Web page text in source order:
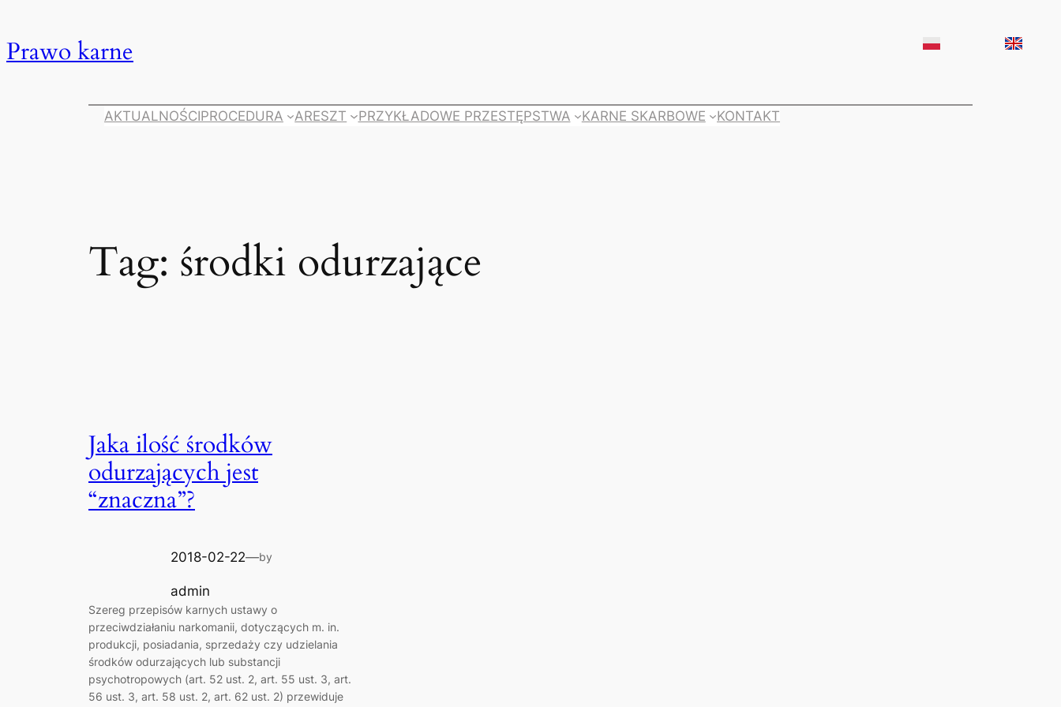
treści
Prawo karne
AKTUALNOŚCIPROCEDURA ARESZT PRZYKŁADOWE PRZESTĘPSTWA KARNE SKARBOWE KONTAKT
Tag: środki odurzające
Jaka ilość środków
odurzających jest
“znaczna”?
2018-02-22—by
admin
Szereg przepisów karnych ustawy o
przeciwdziałaniu narkomanii, dotyczących m. in.
produkcji, posiadania, sprzedaży czy udzielania
środków odurzających lub substancji
psychotropowych (art. 52 ust. 2, art. 55 ust. 3, art.
56 ust. 3, art. 58 ust. 2, art. 62 ust. 2) przewiduje